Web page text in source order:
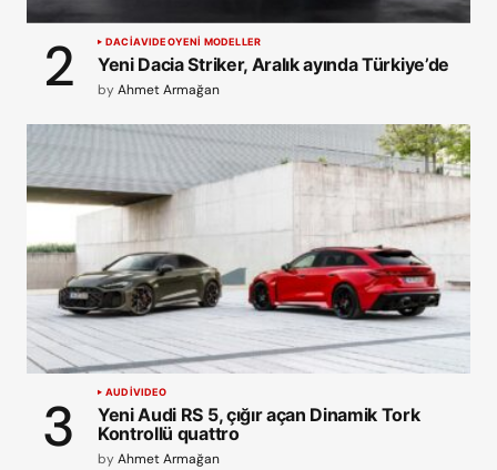
DACIAVIDEOYENİ MODELLER
Yeni Dacia Striker, Aralık ayında Türkiye’de
byAhmet Armağan
AUDIVIDEO
Yeni Audi RS 5, çığır açan Dinamik Tork
Kontrollü quattro
byAhmet Armağan